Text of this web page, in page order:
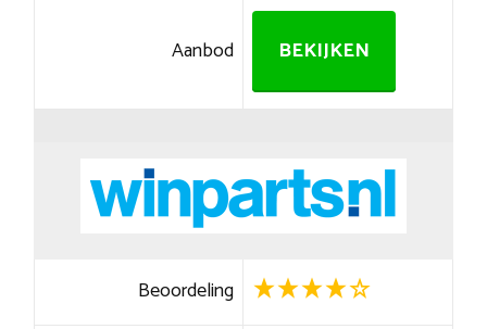
Aanbod BEKIJKEN
Beoordeling